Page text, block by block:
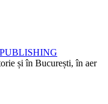
și în București, în aer